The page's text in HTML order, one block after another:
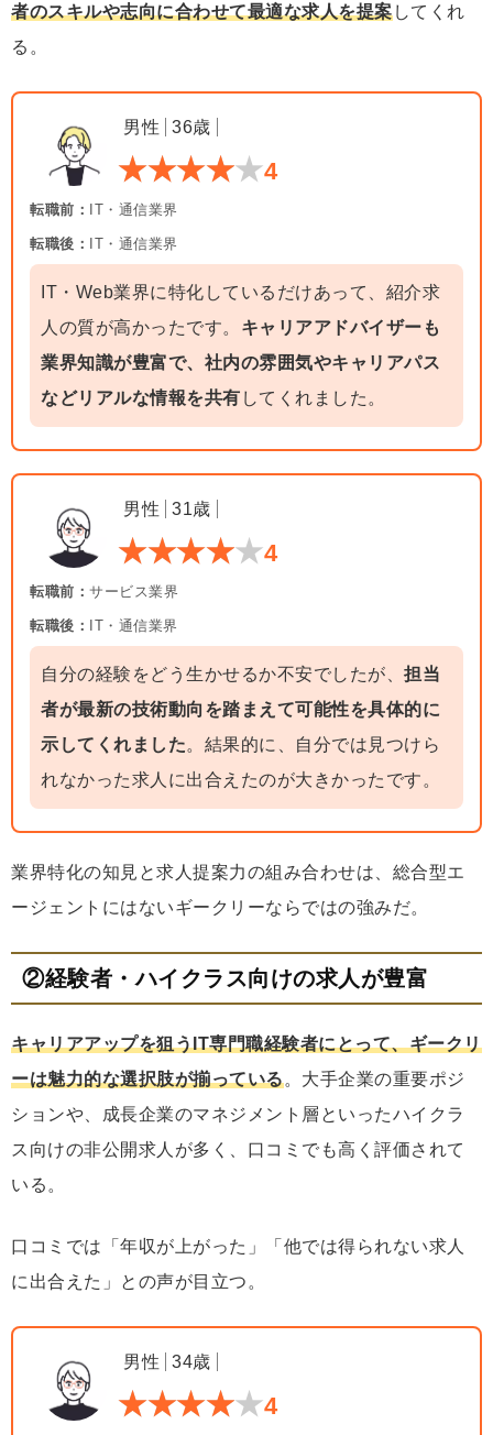
者のスキルや志向に合わせて最適な求人を提案してくれ
る。
男性 36歳
4
転職前： IT・通信業界
転職後： IT・通信業界
IT・Web業界に特化しているだけあって、紹介求
人の質が高かったです。 キャリアアドバイザーも
業界知識が豊富で、社内の雰囲気やキャリアパス
などリアルな情報を共有 してくれました。
男性 31歳
4
転職前： サービス業界
転職後： IT・通信業界
自分の経験をどう生かせるか不安でしたが、 担当
者が最新の技術動向を踏まえて可能性を具体的に
示してくれました。結果的に、自分では見つけら
れなかった求人に出合えたのが大きかったです。
業界特化の知見と求人提案力の組み合わせは、総合型エ
ージェントにはないギークリーならではの強みだ。
②経験者・ハイクラス向けの求人が豊富
キャリアアップを狙うIT専門職経験者にとって、ギークリ
ーは魅力的な選択肢が揃っている。大手企業の重要ポジ
ションや、成長企業のマネジメント層といったハイクラ
ス向けの非公開求人が多く、口コミでも高く評価されて
いる。
口コミでは「年収が上がった」「他では得られない求人
に出合えた」との声が目立つ。
男性 34歳
4